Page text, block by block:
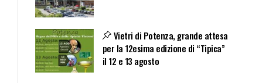
Vietri di Potenza, grande attesa
per la 12esima edizione di “Tipica”
il 12 e 13 agosto